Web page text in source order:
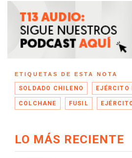
ETIQUETAS DE ESTA NOTA
SOLDADO CHILENO EJÉRCITO
COLCHANE FUSIL
LO MÁS RECIENTE